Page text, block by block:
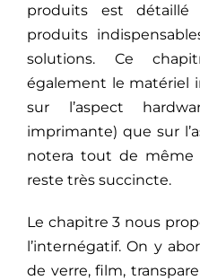
produits est détaillé
produits
solutions. Ce
également le matériel
sur l’aspect
imprimante) que sur
notera tout de même
reste très succincte.
Le chapitre 3 nous
l’internégatif. On y
de verre, film,